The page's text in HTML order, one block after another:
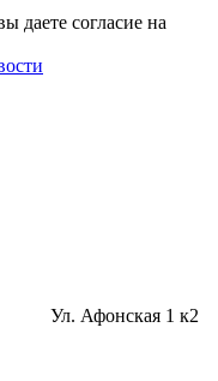
даете согласие на
Ул. Афонская 1 к2